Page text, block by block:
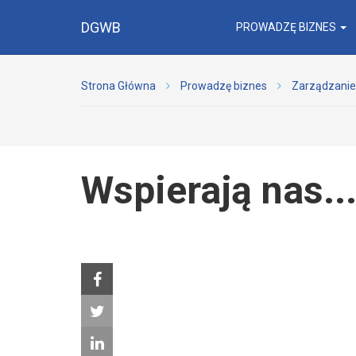
DGWB PROWADZĘ BIZNES
Strona Główna Prowadzę biznes Zarządzanie
Wspierają